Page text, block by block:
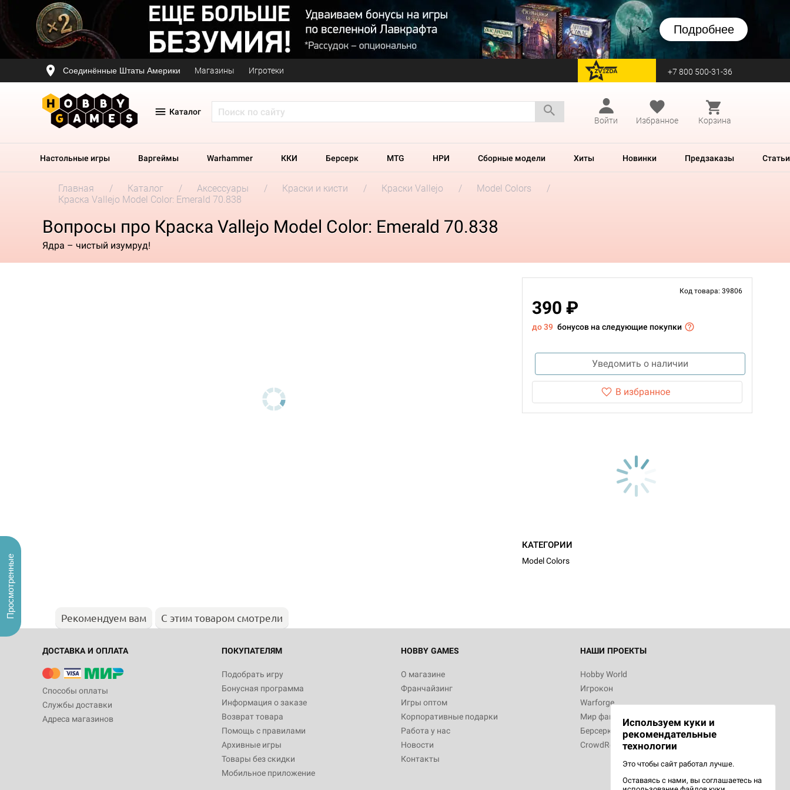
Подробнее
Соединённые Штаты Америки Магазины Игротеки перейти на Zvezda +7 800 500-31-36
Каталог
Войти
Избранное Корзина
Настольные игры Варгеймы Warhammer ККИ Берсерк MTG НРИ Сборные модели Хиты Новинки Предзаказы Статьи
Главная Каталог Аксессуары Краски и кисти Краски Vallejo
Model Colors
Краска Vallejo Model Color: Emerald 70.838
Вопросы про Краска Vallejo Model Color: Emerald 70.838
Ядра – чистый изумруд!
Код товара: 39806
390 ₽
до 39 бонусов на следующие покупки
Уведомить о наличии
В избранное
КАТЕГОРИИ
Model Colors
Рекомендуем вам С этим товаром смотрели
ДОСТАВКА И ОПЛАТА
Способы оплаты
Службы доставки
Адреса магазинов
ПОКУПАТЕЛЯМ
Подобрать игру
Бонусная программа
Информация о заказе
Возврат товара
Помощь с правилами
Архивные игры
Товары без скидки
Мобильное приложение
HOBBY GAMES
О магазине
Франчайзинг
Игры оптом
Корпоративные подарки
Работа у нас
Новости
Контакты
НАШИ ПРОЕКТЫ
Hobby World
Игрокон
Warforge
Мир фантастики
Берсерк
CrowdRepublic
Используем куки и
рекомендательные
технологии
Это чтобы сайт работал лучше.
Оставаясь с нами, вы соглашаетесь на
Просмотренные
Настольная игра Hobby World Монстры
Белая смерть
12 990
Настольная игра Hobby World Берсерк.
3 490